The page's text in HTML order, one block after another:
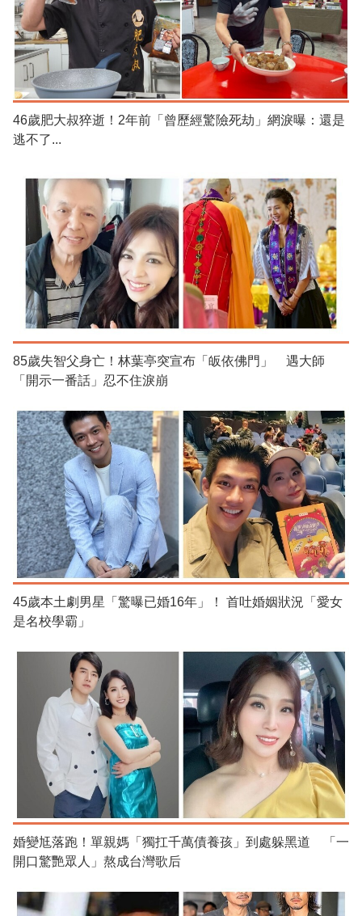
46歲肥大叔猝逝！2年前「曾歷經驚險死劫」網淚曝：還是
逃不了...
85歲失智父身亡！林葉亭突宣布「皈依佛門」 遇大師
「開示一番話」忍不住淚崩
45歲本土劇男星「驚曝已婚16年」！ 首吐婚姻狀況「愛女
是名校學霸」
婚變尪落跑！單親媽「獨扛千萬債養孩」到處躲黑道 「一
開口驚艷眾人」熬成台灣歌后